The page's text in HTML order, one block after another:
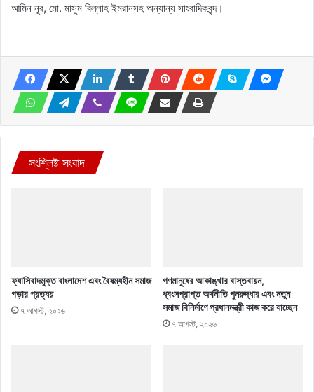
আমিন নূর, মো. মাসুম বিল্লাহ ইমরানসহ অন্যান্য সাংবাদিকবৃন্দ।
সংশ্লিষ্ট সংবাদ
ফ্যাসিবাদমুক্ত বাংলাদেশ এবং বৈষম্যহীন সমাজ
গড়ার প্রত্যয়
৭ আগস্ট, ২০২৬
গণমানুষের আকাঙ্খার বাস্তবায়ন,
ধ্বংসপ্রাপ্ত অর্থনীতি পুনরুদ্ধার এবং নতুন
সমাজ বিনির্মাণে প্রধানমন্ত্রী কাজ করে যাচ্ছেন
৭ আগস্ট, ২০২৬